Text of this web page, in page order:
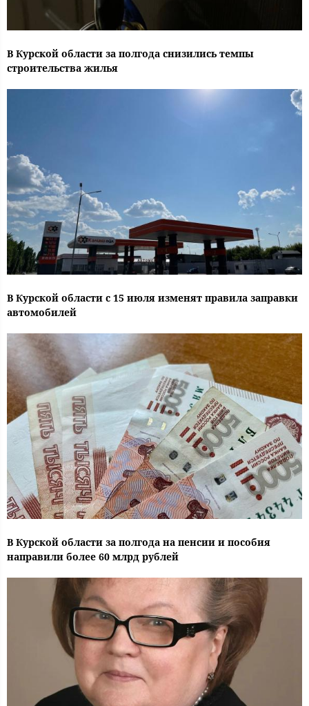
В Курской области за полгода снизились темпы
строительства жилья
В Курской области с 15 июля изменят правила заправки
автомобилей
В Курской области за полгода на пенсии и пособия
направили более 60 млрд рублей